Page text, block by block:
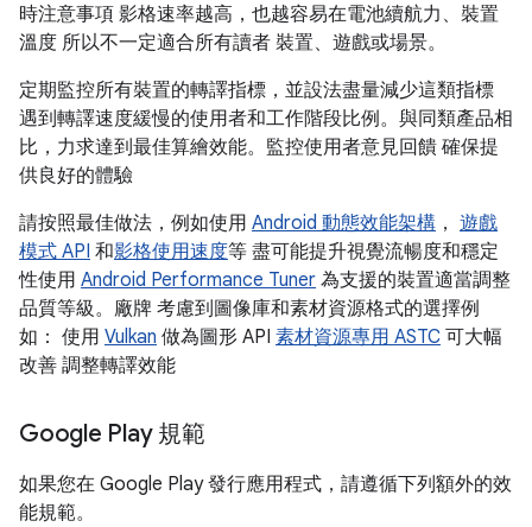
時注意事項 影格速率越高，也越容易在電池續航力、裝置
溫度 所以不一定適合所有讀者 裝置、遊戲或場景。
定期監控所有裝置的轉譯指標，並設法盡量減少這類指標
遇到轉譯速度緩慢的使用者和工作階段比例。與同類產品相
比，力求達到最佳算繪效能。監控使用者意見回饋 確保提
供良好的體驗
請按照最佳做法，例如使用 Android 動態效能架構 ， 遊戲
模式 API 和影格使用速度等 盡可能提升視覺流暢度和穩定
性使用 Android Performance Tuner 為支援的裝置適當調整
品質等級。廠牌 考慮到圖像庫和素材資源格式的選擇例
如： 使用 Vulkan 做為圖形 API 素材資源專用 ASTC 可大幅
改善 調整轉譯效能
Google Play 規範
如果您在 Google Play 發行應用程式，請遵循下列額外的效
能規範。